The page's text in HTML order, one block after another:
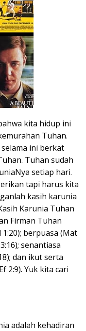
kita hidup ini
Tuhan.
ini berkat
Tuhan sudah
setiap hari.
tapi harus kita
kasih karunia
Karunia Tuhan
Firman Tuhan
1:20); berpuasa (Mat
senantiasa
dan ikut serta
2:9). Yuk kita cari
adalah kehadiran